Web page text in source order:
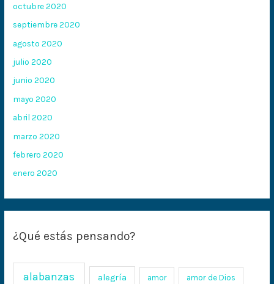
octubre 2020
septiembre 2020
agosto 2020
julio 2020
junio 2020
mayo 2020
abril 2020
marzo 2020
febrero 2020
enero 2020
¿Qué estás pensando?
alabanzas alegría amor amor de Dios